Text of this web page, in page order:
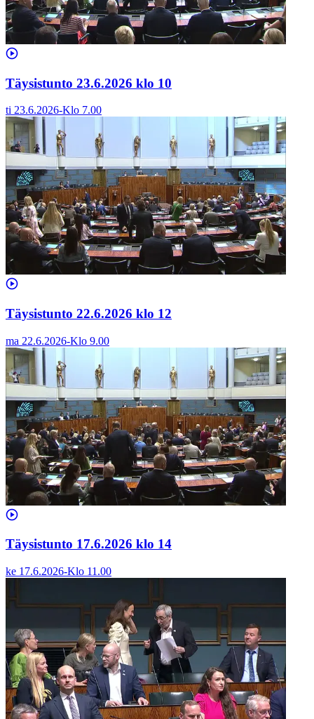
Täysistunto 23.6.2026 klo 10
ti 23.6.2026-Klo 7.00
Täysistunto 22.6.2026 klo 12
ma 22.6.2026-Klo 9.00
Täysistunto 17.6.2026 klo 14
ke 17.6.2026-Klo 11.00